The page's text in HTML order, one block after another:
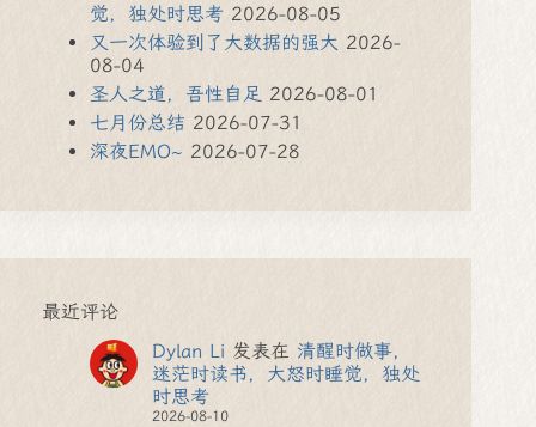
觉，独处时思考 2026-08-05
又一次体验到了大数据的强大 2026-
08-04
圣人之道，吾性自足 2026-08-01
七月份总结 2026-07-31
深夜EMO~ 2026-07-28
最近评论
Dylan Li 发表在 清醒时做事，
迷茫时读书，大怒时睡觉，独处
时思考
2026-08-10